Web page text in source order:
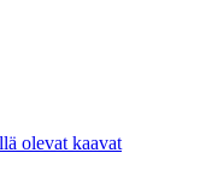
olevat kaavat